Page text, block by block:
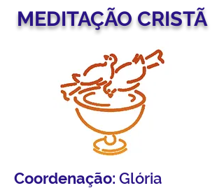
MEDITAÇÃO CRISTÃ
Coordenação: Glória